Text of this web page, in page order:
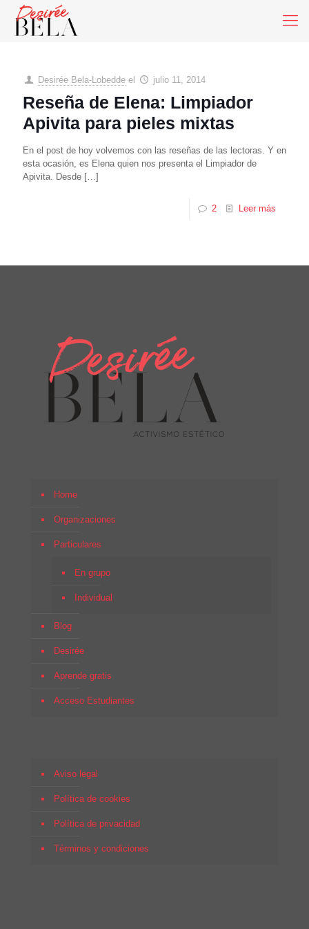
Desirée Bela-Lobedde el julio 11, 2014
Reseña de Elena: Limpiador
Apivita para pieles mixtas
En el post de hoy volvemos con las reseñas de las lectoras. Y en
esta ocasión, es Elena quien nos presenta el Limpiador de
Apivita. Desde […]
2 Leer más
Home
Organizaciones
Particulares
En grupo
Individual
Blog
Desirée
Aprende gratis
Acceso Estudiantes
Aviso legal
Política de cookies
Política de privacidad
Términos y condiciones